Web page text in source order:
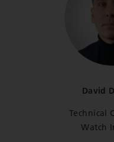
David
Technical
Watch